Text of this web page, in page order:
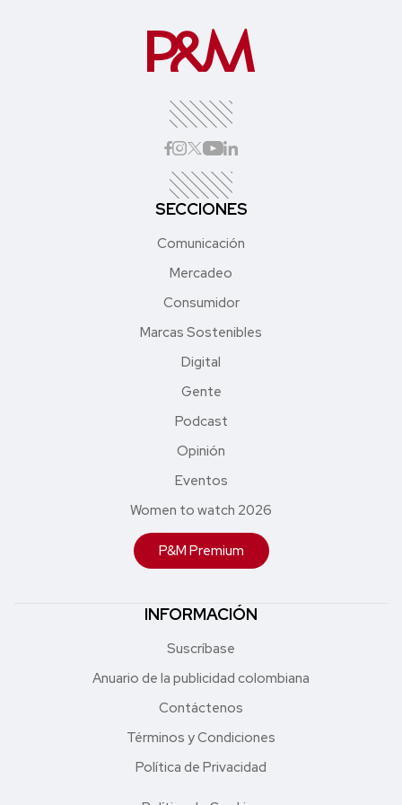
SECCIONES
Comunicación
Mercadeo
Consumidor
Marcas Sostenibles
Digital
Gente
Podcast
Opinión
Eventos
Women to watch 2026
P&M Premium
INFORMACIÓN
Suscríbase
Anuario de la publicidad colombiana
Contáctenos
Términos y Condiciones
Política de Privacidad